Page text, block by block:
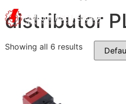
distributor
Showing all 6 results